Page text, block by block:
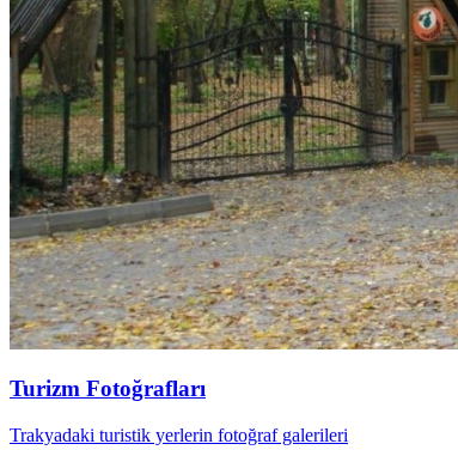
Turizm Fotoğrafları
Trakyadaki turistik yerlerin fotoğraf galerileri